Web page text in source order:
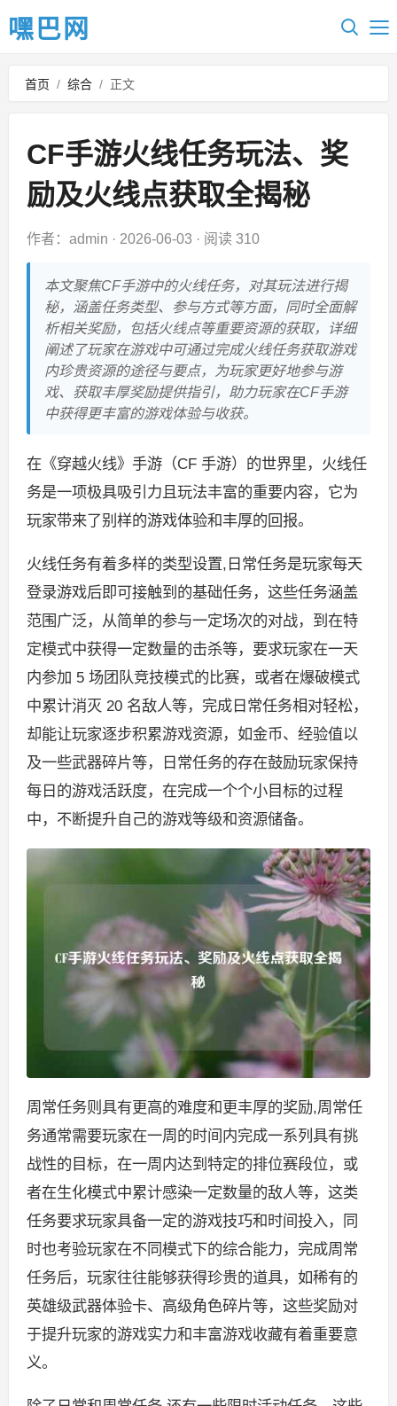
嘿巴网
首页 / 综合 / 正文
CF手游火线任务玩法、奖
励及火线点获取全揭秘
作者：admin · 2026-06-03 · 阅读 310
本文聚焦CF手游中的火线任务，对其玩法进行揭
秘，涵盖任务类型、参与方式等方面，同时全面解
析相关奖励，包括火线点等重要资源的获取，详细
阐述了玩家在游戏中可通过完成火线任务获取游戏
内珍贵资源的途径与要点，为玩家更好地参与游
戏、获取丰厚奖励提供指引，助力玩家在CF手游
中获得更丰富的游戏体验与收获。
在《穿越火线》手游（CF 手游）的世界里，火线任
务是一项极具吸引力且玩法丰富的重要内容，它为
玩家带来了别样的游戏体验和丰厚的回报。
火线任务有着多样的类型设置,日常任务是玩家每天
登录游戏后即可接触到的基础任务，这些任务涵盖
范围广泛，从简单的参与一定场次的对战，到在特
定模式中获得一定数量的击杀等，要求玩家在一天
内参加 5 场团队竞技模式的比赛，或者在爆破模式
中累计消灭 20 名敌人等，完成日常任务相对轻松，
却能让玩家逐步积累游戏资源，如金币、经验值以
及一些武器碎片等，日常任务的存在鼓励玩家保持
每日的游戏活跃度，在完成一个个小目标的过程
中，不断提升自己的游戏等级和资源储备。
周常任务则具有更高的难度和更丰厚的奖励,周常任
务通常需要玩家在一周的时间内完成一系列具有挑
战性的目标，在一周内达到特定的排位赛段位，或
者在生化模式中累计感染一定数量的敌人等，这类
任务要求玩家具备一定的游戏技巧和时间投入，同
时也考验玩家在不同模式下的综合能力，完成周常
任务后，玩家往往能够获得珍贵的道具，如稀有的
英雄级武器体验卡、高级角色碎片等，这些奖励对
于提升玩家的游戏实力和丰富游戏收藏有着重要意
义。